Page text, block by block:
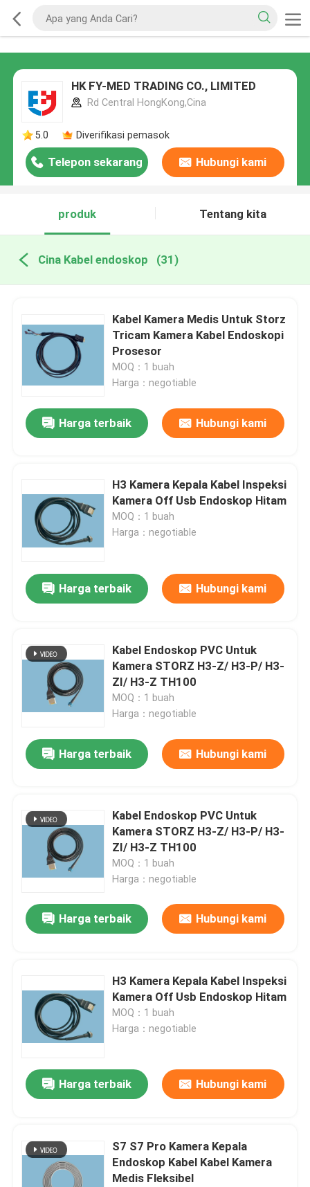
HK FY-MED TRADING CO., LIMITED
Rd Central HongKong,Cina
5.0 Diverifikasi pemasok
Telepon sekarang Hubungi kami
produk Tentang kita
Cina Kabel endoskop (31)
Kabel Kamera Medis Untuk Storz
Tricam Kamera Kabel Endoskopi
Prosesor
MOQ：1 buah
Harga：negotiable
Harga terbaik Hubungi kami
H3 Kamera Kepala Kabel Inspeksi
Kamera Off Usb Endoskop Hitam
MOQ：1 buah
Harga：negotiable
Harga terbaik Hubungi kami
Kabel Endoskop PVC Untuk
Kamera STORZ H3-Z/ H3-P/ H3-
ZI/ H3-Z TH100
MOQ：1 buah
Harga：negotiable
Harga terbaik Hubungi kami
Kabel Endoskop PVC Untuk
Kamera STORZ H3-Z/ H3-P/ H3-
ZI/ H3-Z TH100
MOQ：1 buah
Harga：negotiable
Harga terbaik Hubungi kami
H3 Kamera Kepala Kabel Inspeksi
Kamera Off Usb Endoskop Hitam
MOQ：1 buah
Harga：negotiable
Harga terbaik Hubungi kami
S7 S7 Pro Kamera Kepala
Endoskop Kabel Kabel Kamera
Medis Fleksibel